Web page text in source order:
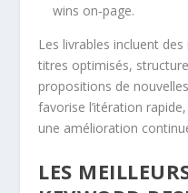
wins on‑page.
Les livrables incluent
titres optimisés,
propositions de
favorise l’itération
une amélioration
LES